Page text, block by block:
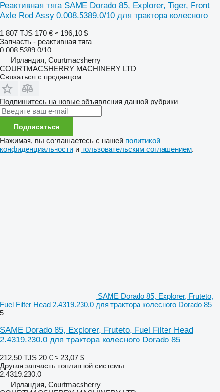
Реактивная тяга SAME Dorado 85, Explorer, Tiger, Front
Axle Rod Assy 0.008.5389.0/10 для трактора колесного
1 807 TJS 170 € ≈ 196,10 $
Запчасть - реактивная тяга
0.008.5389.0/10
Ирландия, Courtmacsherry
COURTMACSHERRY MACHINERY LTD
Связаться с продавцом
Подпишитесь на новые объявления данной рубрики
Подписаться
Нажимая, вы соглашаетесь с нашей политикой
конфиденциальности и пользовательским соглашением.
SAME Dorado 85, Explorer, Fruteto,
Fuel Filter Head 2.4319.230.0 для трактора колесного Dorado 85
5
SAME Dorado 85, Explorer, Fruteto, Fuel Filter Head
2.4319.230.0 для трактора колесного Dorado 85
212,50 TJS 20 € ≈ 23,07 $
Другая запчасть топливной системы
2.4319.230.0
Ирландия, Courtmacsherry